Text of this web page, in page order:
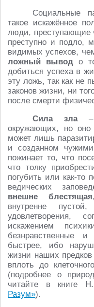
Социальные
такое искажённое
люди, преступающие
преступно и подло,
видимых успехов,
ложный выводо
добиться успеха в
эту ложь, так как не
законов жизни, ни
после смерти
Сила зла–
окружающих, но
может лишь
и созданном
пожинает то, что
что толку
погубить или как-то
ведических
внешне блестящая
внутренне
удовлетворения,
искажением
безнравственные
быстрее, ибо
жизни наших предков
вплоть до
(подробнее о
читайте в книге
Разум»).